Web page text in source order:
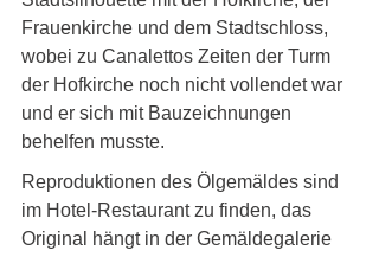
Frauenkirche und dem Stadtschloss,
wobei zu Canalettos Zeiten der Turm
der Hofkirche noch nicht vollendet war
und er sich mit Bauzeichnungen
behelfen musste.
Reproduktionen des Ölgemäldes sind
im Hotel-Restaurant zu finden, das
Original hängt in der Gemäldegalerie